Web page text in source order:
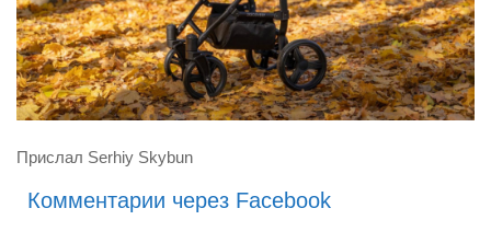
Прислал Serhiy Skybun
Комментарии через Facebook